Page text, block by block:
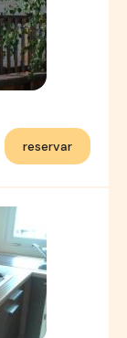
reservar